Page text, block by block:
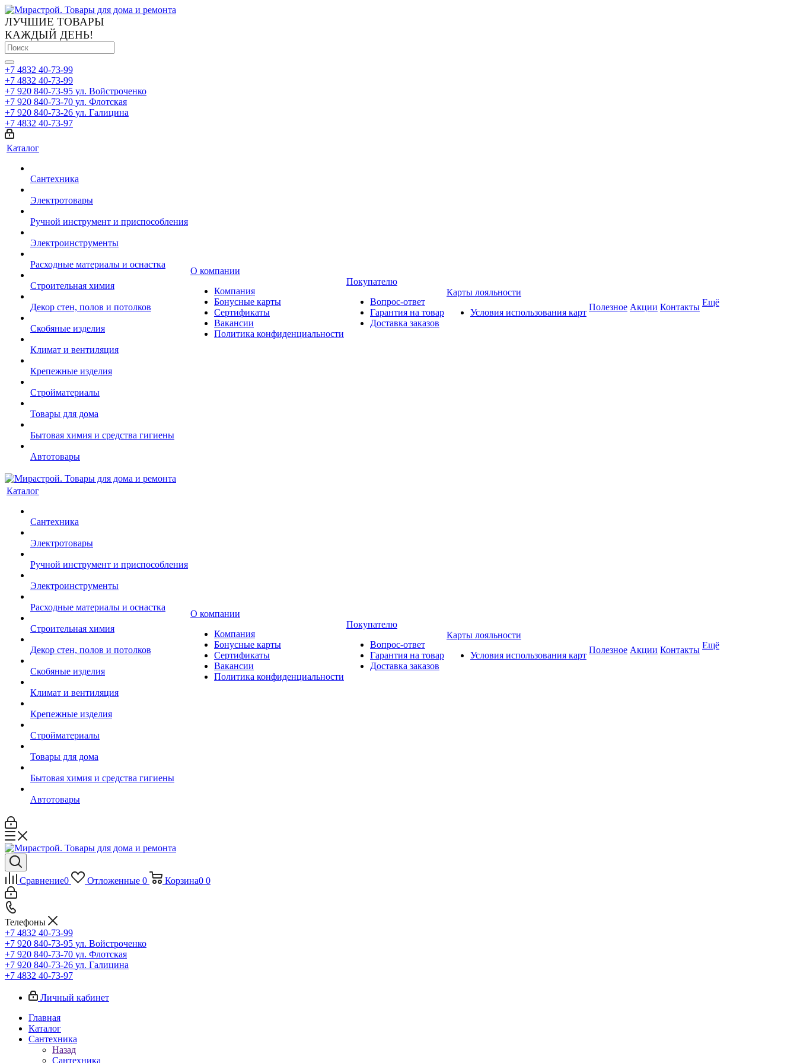
ЛУЧШИЕ ТОВАРЫ
КАЖДЫЙ ДЕНЬ!
+7 4832 40-73-99
+7 4832 40-73-99
+7 920 840-73-95 ул. Войстроченко
+7 920 840-73-70 ул. Флотская
+7 920 840-73-26 ул. Галицина
+7 4832 40-73-97
Каталог
Сантехника
Электротовары
Ручной инструмент и приспособления
Электроинструменты
Расходные материалы и оснастка
Строительная химия
Декор стен, полов и потолков
Скобяные изделия
Климат и вентиляция
Крепежные изделия
Стройматериалы
Товары для дома
Бытовая химия и средства гигиены
Автотовары
О компании
Компания
Бонусные карты
Сертификаты
Вакансии
Политика конфиденциальности
Покупателю
Вопрос-ответ
Гарантия на товар
Доставка заказов
Карты лояльности
Условия использования карт
Полезное Акции Контакты Ещё
Каталог
Сантехника
Электротовары
Ручной инструмент и приспособления
Электроинструменты
Расходные материалы и оснастка
Строительная химия
Декор стен, полов и потолков
Скобяные изделия
Климат и вентиляция
Крепежные изделия
Стройматериалы
Товары для дома
Бытовая химия и средства гигиены
Автотовары
О компании
Компания
Бонусные карты
Сертификаты
Вакансии
Политика конфиденциальности
Покупателю
Вопрос-ответ
Гарантия на товар
Доставка заказов
Карты лояльности
Условия использования карт
Полезное Акции Контакты Ещё
Сравнение0 Отложенные 0 Корзина0 0
Телефоны
+7 4832 40-73-99
+7 920 840-73-95 ул. Войстроченко
+7 920 840-73-70 ул. Флотская
+7 920 840-73-26 ул. Галицина
+7 4832 40-73-97
Личный кабинет
Главная
Каталог
Сантехника
Назад
Сантехника